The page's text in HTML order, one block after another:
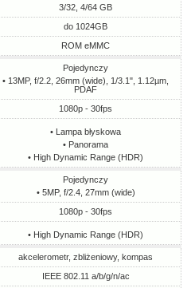
3/32, 4/64 GB
do 1024GB
ROM eMMC
Pojedynczy
• 13MP, f/2.2, 26mm (wide), 1/3.1", 1.12µm,
PDAF
1080p - 30fps
• Lampa błyskowa
• Panorama
• High Dynamic Range (HDR)
Pojedynczy
• 5MP, f/2.4, 27mm (wide)
1080p - 30fps
• High Dynamic Range (HDR)
akcelerometr, zbliżeniowy, kompas
IEEE 802.11 a/b/g/n/ac